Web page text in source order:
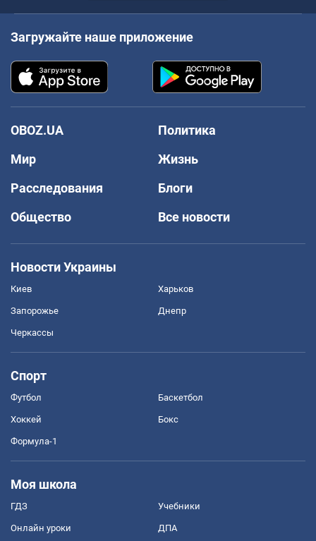
Загружайте наше приложение
OBOZ.UA
Политика
Мир
Жизнь
Расследования
Блоги
Общество
Все новости
Новости Украины
Киев Харьков
Запорожье Днепр
Черкассы
Спорт
Футбол Баскетбол
Хоккей Бокс
Формула-1
Моя школа
ГДЗ Учебники
Онлайн уроки ДПА